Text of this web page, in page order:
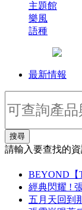
主題館
樂風
語種
最新情報
搜尋
請輸入要查找的
BEYOND【
經典閃耀 !
五月天回到